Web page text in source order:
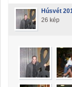
Húsvét
26 kép